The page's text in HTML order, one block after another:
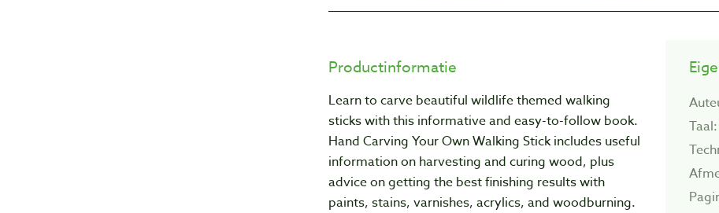
Productinformatie
Learn to carve beautiful wildlife themed walking
sticks with this informative and easy-to-follow book.
Hand Carving Your Own Walking Stick includes useful
information on harvesting and curing wood, plus
advice on getting the best finishing results with
paints, stains, varnishes, acrylics, and woodburning.
Taal: